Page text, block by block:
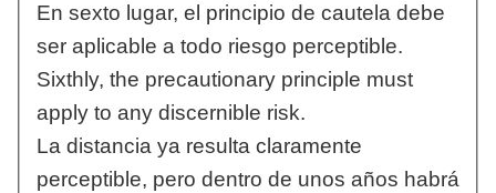
En sexto lugar, el principio de cautela debe
ser aplicable a todo riesgo perceptible.
Sixthly, the precautionary principle must
apply to any discernible risk.
La distancia ya resulta claramente
perceptible, pero dentro de unos años habrá